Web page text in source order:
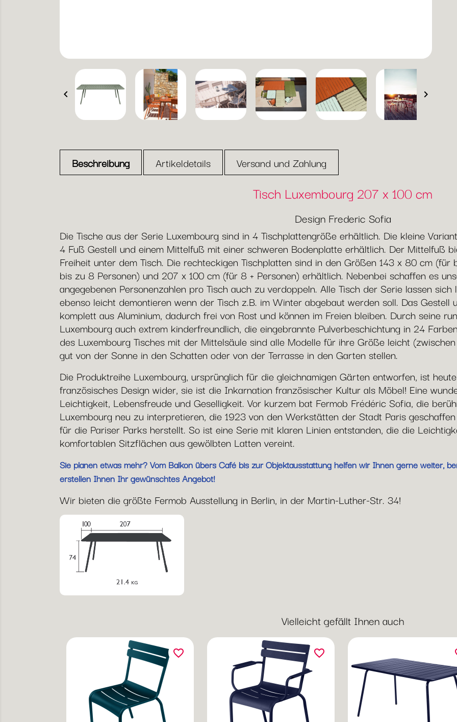
 
Beschreibung Artikeldetails Versand und Zahlung
Tisch Luxembourg 207 x 100 cm
Design Frederic Sofia
Die Tische aus der Serie Luxembourg sind in 4 Tischplattengröße erhältlich. Die kleine
4 Fuß Gestell und einem Mittelfuß mit einer schweren Bodenplatte erhältlich. Der Mittelfuß
Freiheit unter dem Tisch. Die rechteckigen Tischplatten sind in den Größen 143 x 80 cm
bis zu 8 Personen) und 207 x 100 cm (für 8 + Personen) erhältlich. Nebenbei schaffen es
angegebenen Personenzahlen pro Tisch auch zu verdoppeln. Alle Tisch der Serie lassen
ebenso leicht demontieren wenn der Tisch z.B. im Winter abgebaut werden soll. Das Gestell
komplett aus Aluminium, dadurch frei von Rost und können im Freien bleiben. Durch seine
Luxembourg auch extrem kinderfreundlich, die eingebrannte Pulverbeschichtung in 24
des Luxembourg Tisches mit der Mittelsäule sind alle Modelle für ihre Größe leicht
gut von der Sonne in den Schatten oder von der Terrasse in den Garten stellen.
Die Produktreihe Luxembourg, ursprünglich für die gleichnamigen Gärten entworfen, ist
französisches Design wider, sie ist die Inkarnation französischer Kultur als Möbel! Eine
Leichtigkeit, Lebensfreude und Geselligkeit. Vor kurzem bat Fermob Frédéric Sofia, die
Luxembourg neu zu interpretieren, die 1923 von den Werkstätten der Stadt Paris
für die Pariser Parks herstellt. So ist eine Serie mit klaren Linien entstanden, die die
komfortablen Sitzflächen aus gewölbten Latten vereint.
Sie planen etwas mehr? Vom Balkon übers Café bis zur Objektausstattung helfen wir Ihnen gerne weiter,
erstellen Ihnen Ihr gewünschtes Angebot!
Wir bieten die größte Fermob Ausstellung in Berlin, in der Martin-Luther-Str. 34!
Vielleicht gefällt Ihnen auch
favorite_border favorite_border